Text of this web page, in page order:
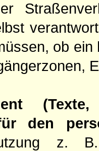
ob
den
z.